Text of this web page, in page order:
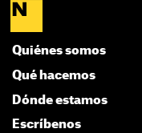
Quiénes somos
Qué hacemos
Dónde estamos
Escríbenos